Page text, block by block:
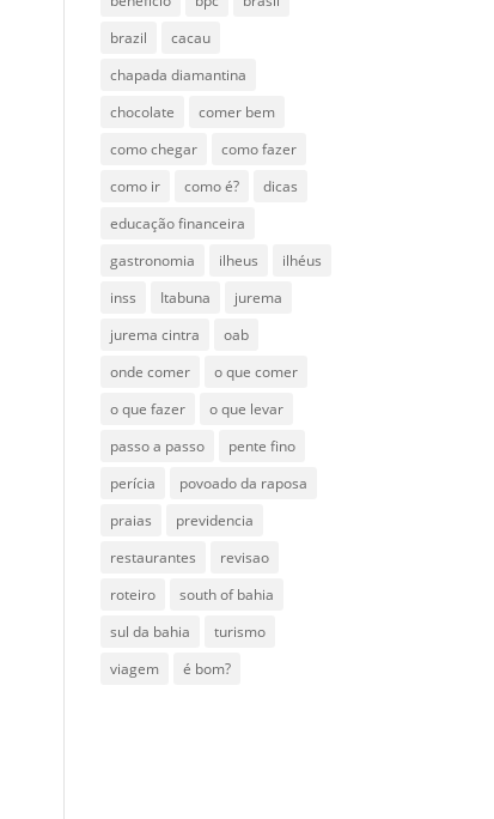
brazil
cacau
chapada diamantina
chocolate
comer bem
como chegar
como fazer
como ir
como é?
dicas
educação financeira
gastronomia
ilheus
ilhéus
inss
Itabuna
jurema
jurema cintra
oab
onde comer
o que comer
o que fazer
o que levar
passo a passo
pente fino
perícia
povoado da raposa
praias
previdencia
restaurantes
revisao
roteiro
south of bahia
sul da bahia
turismo
viagem
é bom?